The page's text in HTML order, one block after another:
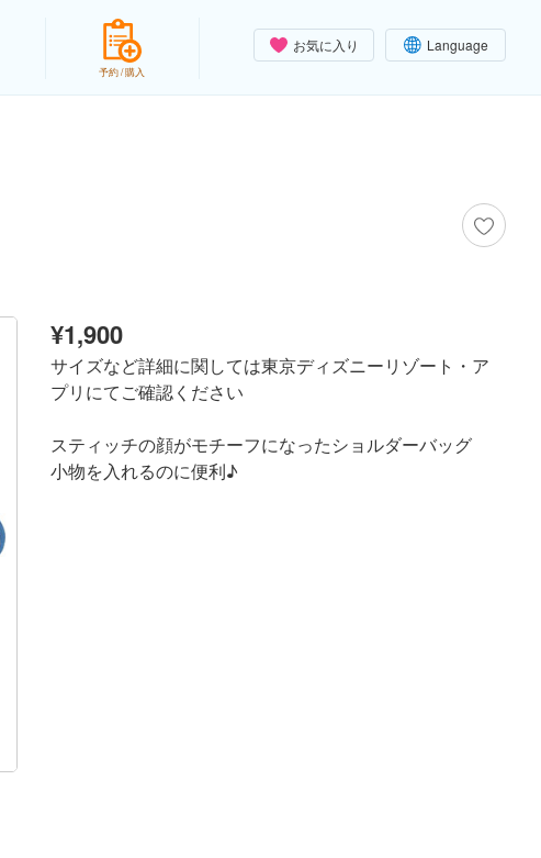
お気に入り Language
予約 / 購入
¥1,900
サイズなど詳細に関しては東京ディズニーリゾート・ア
プリにてご確認ください
スティッチの顔がモチーフになったショルダーバッグ
小物を入れるのに便利♪